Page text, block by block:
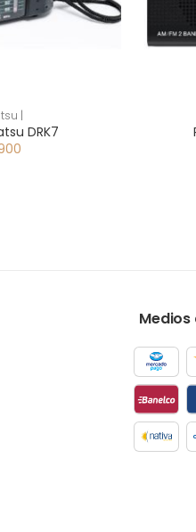
|
DRK7